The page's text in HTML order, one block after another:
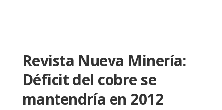
Revista Nueva Minería:
Déficit del cobre se
mantendría en 2012